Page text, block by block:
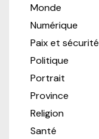
Monde
Numérique
Paix et sécurité
Politique
Portrait
Province
Religion
Santé